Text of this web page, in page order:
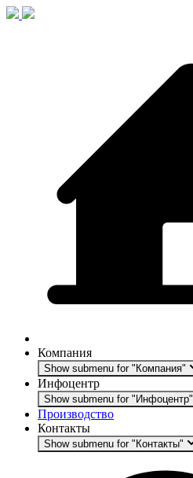
Компания
Show submenu for "Компания"
Инфоцентр
Show submenu for "Инфоцентр"
Производство
Контакты
Show submenu for "Контакты"